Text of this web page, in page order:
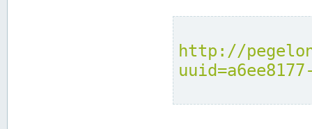
http://